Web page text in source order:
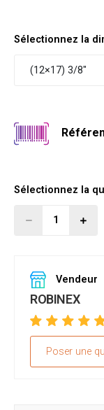
Sélectionnez la
(12×17) 3/8"
Sélectionnez la
Vendeur
ROBINEX
Poser une